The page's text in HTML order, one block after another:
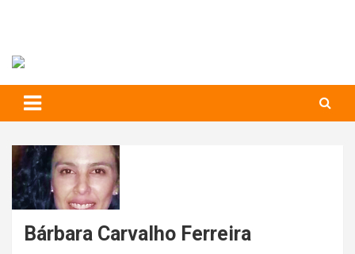
Bárbara Carvalho Ferreira